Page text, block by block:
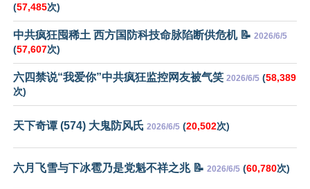
(57,485次)
中共疯狂囤稀土 西方国防科技命脉陷断供危机 📝 2026/6/5
(57,607次)
六四禁说“我爱你”中共疯狂监控网友被气笑 2026/6/5 (58,389
次)
天下奇谭 (574) 大鬼防风氏 2026/6/5 (20,502次)
六月飞雪与下冰雹乃是党魁不祥之兆 📝 2026/6/5 (60,780次)